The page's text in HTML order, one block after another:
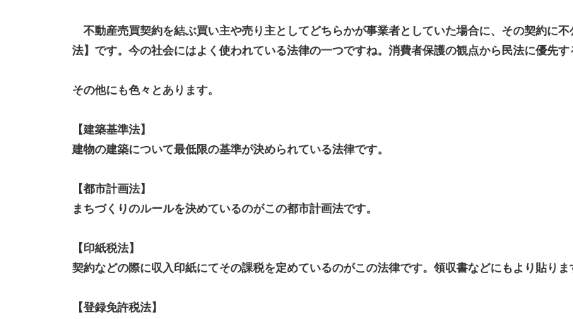
不動産売買契約を結ぶ買い主や売り主としてどちらかが事業者としていた場合に、その契約に
法】です。今の社会にはよく使われている法律の一つですね。消費者保護の観点から民法に優先す
その他にも色々とあります。
【建築基準法】
建物の建築について最低限の基準が決められている法律です。
【都市計画法】
まちづくりのルールを決めているのがこの都市計画法です。
【印紙税法】
契約などの際に収入印紙にてその課税を定めているのがこの法律です。領収書などにもより貼りま
【登録免許税法】